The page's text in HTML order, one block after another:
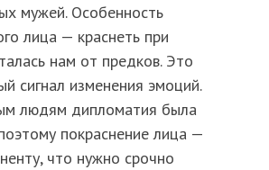
мужей. Особенность
лица — краснеть при
нам от предков. Это
сигнал изменения эмоций.
людям дипломатия была
покраснение лица —
что нужно срочно